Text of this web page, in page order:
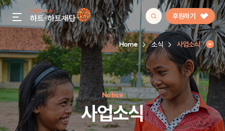
gnb menu open 후원하기
인기 키워드
#정기후원#하트플레이스#캠페인#팬덤후원
Home 소식 사업소식
Notice
사업소식